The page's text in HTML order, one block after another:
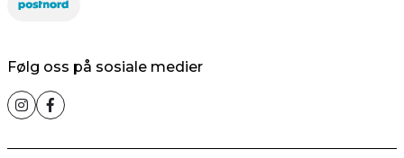
Følg oss på sosiale medier